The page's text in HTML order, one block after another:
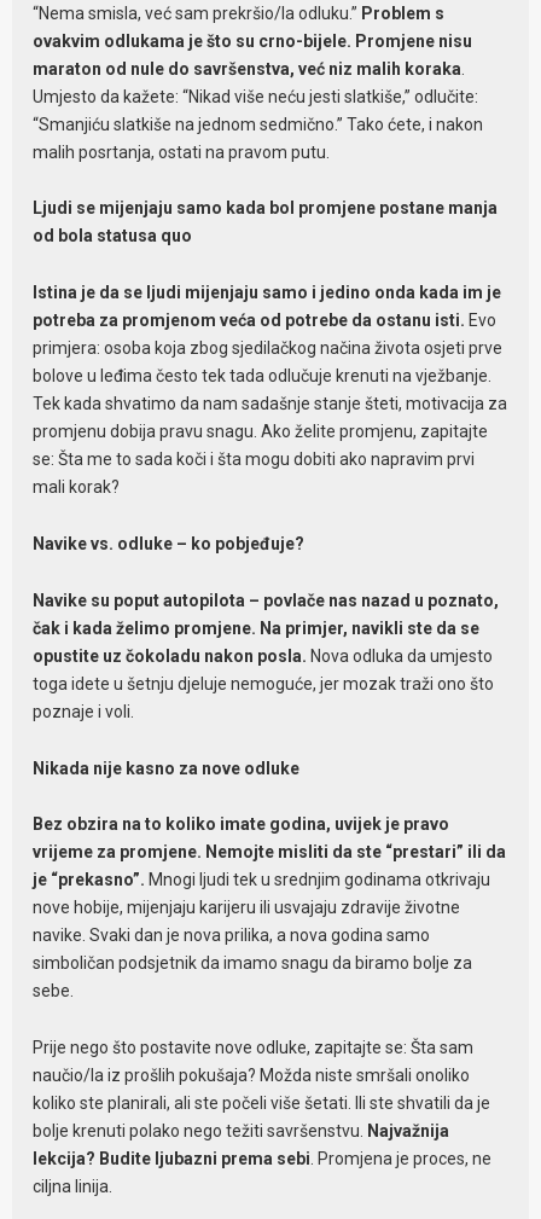
“Nema smisla, već sam prekršio/la odluku.” Problem s
ovakvim odlukama je što su crno-bijele. Promjene nisu
maraton od nule do savršenstva, već niz malih koraka
Umjesto da kažete: “Nikad više neću jesti slatkiše,” odlučite:
“Smanjiću slatkiše na jednom sedmično.” Tako ćete, i nakon
malih posrtanja, ostati na pravom putu.
Ljudi se mijenjaju samo kada bol promjene postane manja
od bola statusa quo
Istina je da se ljudi mijenjaju samo i jedino onda kada im je
potreba za promjenom veća od potrebe da ostanu isti. Evo
primjera: osoba koja zbog sjedilačkog načina života osjeti prve
bolove u leđima često tek tada odlučuje krenuti na vježbanje.
Tek kada shvatimo da nam sadašnje stanje šteti, motivacija za
promjenu dobija pravu snagu. Ako želite promjenu, zapitajte
se: Šta me to sada koči i šta mogu dobiti ako napravim prvi
mali korak?
Navike vs. odluke – ko pobjeđuje?
Navike su poput autopilota – povlače nas nazad u poznato,
čak i kada želimo promjene. Na primjer, navikli ste da se
opustite uz čokoladu nakon posla. Nova odluka da umjesto
toga idete u šetnju djeluje nemoguće, jer mozak traži ono što
poznaje i voli.
Nikada nije kasno za nove odluke
Bez obzira na to koliko imate godina, uvijek je pravo
vrijeme za promjene. Nemojte misliti da ste “prestari” ili da
je “prekasno”. Mnogi ljudi tek u srednjim godinama otkrivaju
nove hobije, mijenjaju karijeru ili usvajaju zdravije životne
navike. Svaki dan je nova prilika, a nova godina samo
simboličan podsjetnik da imamo snagu da biramo bolje za
sebe.
Prije nego što postavite nove odluke, zapitajte se: Šta sam
naučio/la iz prošlih pokušaja? Možda niste smršali onoliko
koliko ste planirali, ali ste počeli više šetati. Ili ste shvatili da je
bolje krenuti polako nego težiti savršenstvu.
Najvažnija
lekcija? Budite ljubazni prema sebi . Promjena je proces, ne
ciljna linija.